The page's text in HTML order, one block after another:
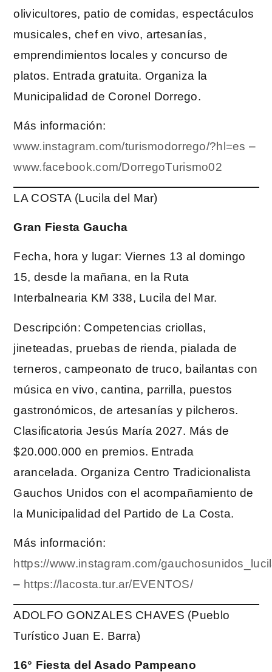
olivicultores, patio de comidas, espectáculos
musicales, chef en vivo, artesanías,
emprendimientos locales y concurso de
platos. Entrada gratuita. Organiza la
Municipalidad de Coronel Dorrego.
Más información:
www.instagram.com/turismodorrego/?hl=es –
www.facebook.com/DorregoTurismo02
LA COSTA (Lucila del Mar)
Gran Fiesta Gaucha
Fecha, hora y lugar: Viernes 13 al domingo
15, desde la mañana, en la Ruta
Interbalnearia KM 338, Lucila del Mar.
Descripción: Competencias criollas,
jineteadas, pruebas de rienda, pialada de
terneros, campeonato de truco, bailantas con
música en vivo, cantina, parrilla, puestos
gastronómicos, de artesanías y pilcheros.
Clasificatoria Jesús María 2027. Más de
$20.000.000 en premios. Entrada
arancelada. Organiza Centro Tradicionalista
Gauchos Unidos con el acompañamiento de
la Municipalidad del Partido de La Costa.
Más información:
https://www.instagram.com/
– https://lacosta.tur.ar/EVENTOS/
ADOLFO GONZALES CHAVES (Pueblo
Turístico Juan E. Barra)
16° Fiesta del Asado Pampeano